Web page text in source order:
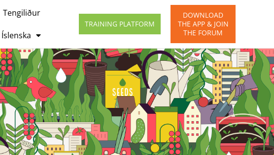
Tengiliður
Íslenska
TRAINING PLATFORM
DOWNLOAD
THE APP & JOIN
THE FORUM